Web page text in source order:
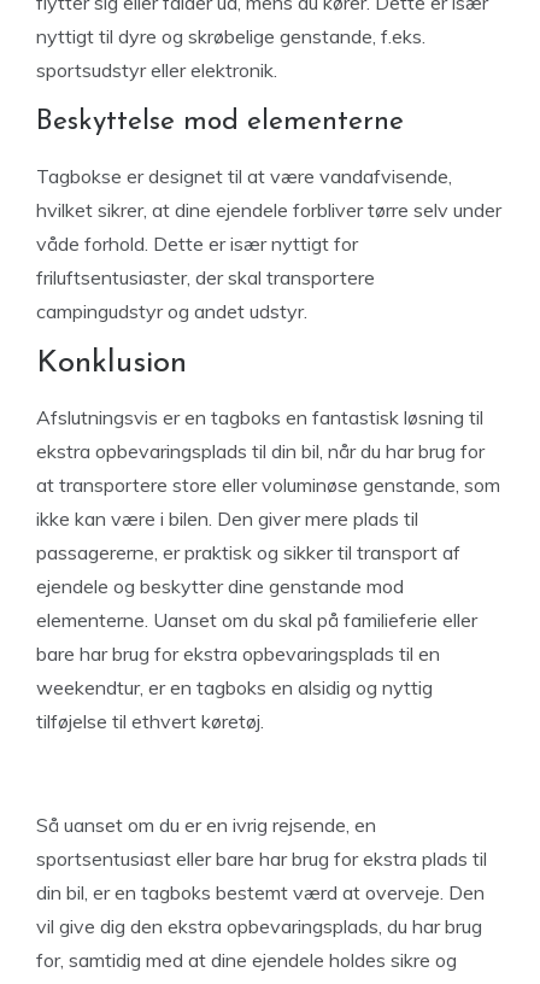
nyttigt til dyre og skrøbelige genstande, f.eks.
sportsudstyr eller elektronik.
Beskyttelse mod elementerne
Tagbokse er designet til at være vandafvisende,
hvilket sikrer, at dine ejendele forbliver tørre selv under
våde forhold. Dette er især nyttigt for
friluftsentusiaster, der skal transportere
campingudstyr og andet udstyr.
Konklusion
Afslutningsvis er en tagboks en fantastisk løsning til
ekstra opbevaringsplads til din bil, når du har brug for
at transportere store eller voluminøse genstande, som
ikke kan være i bilen. Den giver mere plads til
passagererne, er praktisk og sikker til transport af
ejendele og beskytter dine genstande mod
elementerne. Uanset om du skal på familieferie eller
bare har brug for ekstra opbevaringsplads til en
weekendtur, er en tagboks en alsidig og nyttig
tilføjelse til ethvert køretøj.
Så uanset om du er en ivrig rejsende, en
sportsentusiast eller bare har brug for ekstra plads til
din bil, er en tagboks bestemt værd at overveje. Den
vil give dig den ekstra opbevaringsplads, du har brug
for, samtidig med at dine ejendele holdes sikre og